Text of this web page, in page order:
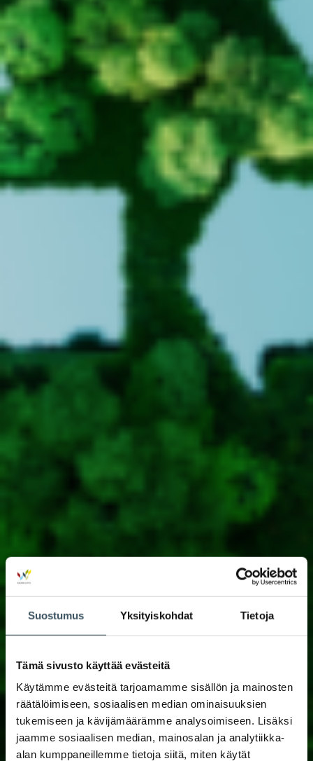
Suostumus Yksityiskohdat Tietoja
Tämä sivusto käyttää evästeitä
Käytämme evästeitä tarjoamamme sisällön ja mainosten
räätälöimiseen, sosiaalisen median ominaisuuksien
tukemiseen ja kävijämäärämme analysoimiseen. Lisäksi
jaamme sosiaalisen median, mainosalan ja analytiikka-
alan kumppaneillemme tietoja siitä, miten käytät